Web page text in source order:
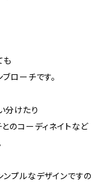
も
ローチです。
分けたり
のコーディネイトなど
プルなデザインですの